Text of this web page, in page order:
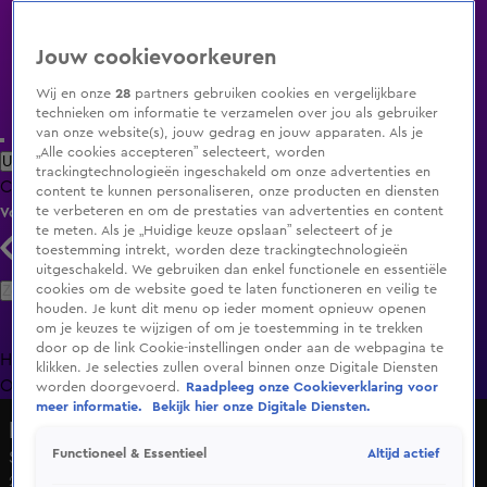
Uitzending Gemist Populaire programma's Zenders Genres
ClipsFilmsRadioSmart TV inlogShop
Volg KIJK
Zoeken
HomeUitzending Gemist Programma's De Bondgenoten
OranjezomerLivestreamsShop
Seizoen 1, aflevering 35
27 juni 2021, 22:55
Jouw cookievoorkeuren
Wij en onze28 partners gebruiken cookies en vergelijkbare
technieken om informatie te verzamelen over jou als gebruiker
van onze website(s), jouw gedrag en jouw apparaten. Als je
„Alle cookies accepteren” selecteert, worden
trackingtechnologieën ingeschakeld om onze advertenties en
content te kunnen personaliseren, onze producten en diensten
te verbeteren en om de prestaties van advertenties en content
te meten. Als je „Huidige keuze opslaan” selecteert of je
toestemming intrekt, worden deze trackingtechnologieën
uitgeschakeld. We gebruiken dan enkel functionele en essentiële
cookies om de website goed te laten functioneren en veilig te
houden. Je kunt dit menu op ieder moment opnieuw openen
om je keuzes te wijzigen of om je toestemming in te trekken
door op de link Cookie-instellingen onder aan de webpagina te
klikken. Je selecties zullen overal binnen onze Digitale Diensten
worden doorgevoerd.
Raadpleeg onze Cookieverklaring voor
meer informatie.
Bekijk hier onze Digitale Diensten.
Functioneel & Essentieel Altijd actief